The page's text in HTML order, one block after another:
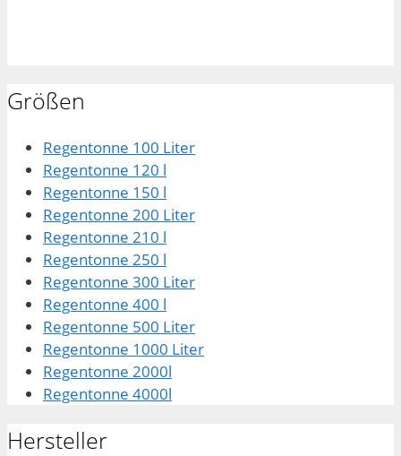
Größen
Regentonne 100 Liter
Regentonne 120 l
Regentonne 150 l
Regentonne 200 Liter
Regentonne 210 l
Regentonne 250 l
Regentonne 300 Liter
Regentonne 400 l
Regentonne 500 Liter
Regentonne 1000 Liter
Regentonne 2000l
Regentonne 4000l
Hersteller